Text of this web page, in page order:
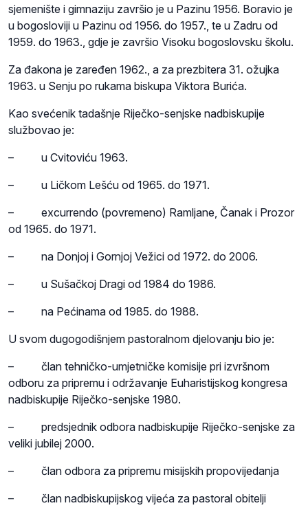
sjemenište i gimnaziju završio je u Pazinu 1956. Boravio je
u bogosloviji u Pazinu od 1956. do 1957., te u Zadru od
1959. do 1963., gdje je završio Visoku bogoslovsku školu.
Za đakona je zaređen 1962., a za prezbitera 31. ožujka
1963. u Senju po rukama biskupa Viktora Burića.
Kao svećenik tadašnje Riječko-senjske nadbiskupije
službovao je:
– u Cvitoviću 1963.
– u Ličkom Lešću od 1965. do 1971.
– excurrendo (povremeno) Ramljane, Čanak i Prozor
od 1965. do 1971.
– na Donjoj i Gornjoj Vežici od 1972. do 2006.
– u Sušačkoj Dragi od 1984 do 1986.
– na Pećinama od 1985. do 1988.
U svom dugogodišnjem pastoralnom djelovanju bio je:
– član tehničko-umjetničke komisije pri izvršnom
odboru za pripremu i održavanje Euharistijskog kongresa
nadbiskupije Riječko-senjske 1980.
– predsjednik odbora nadbiskupije Riječko-senjske za
veliki jubilej 2000.
– član odbora za pripremu misijskih propovijedanja
– član nadbiskupijskog vijeća za pastoral obitelji